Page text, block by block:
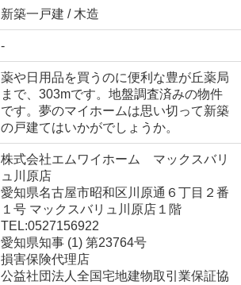
新築一戸建 / 木造
-
薬や日用品を買うのに便利な豊が丘薬局
まで、303mです。地盤調査済みの物件
です。夢のマイホームは思い切って新築
の戸建てはいかがでしょうか。
株式会社エムワイホーム マックスバリ
ュ川原店
愛知県名古屋市昭和区川原通６丁目２番
１号 マックスバリュ川原店１階
TEL:0527156922
愛知県知事 (1) 第23764号
損害保険代理店
公益社団法人全国宅地建物取引業保証協